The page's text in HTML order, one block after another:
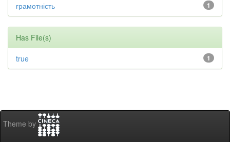
1
грамотність
Has File(s)
1
true
Theme by